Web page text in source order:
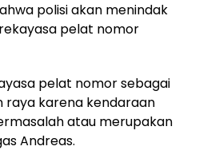
polisi akan menindak
pelat nomor
pelat nomor sebagai
raya karena kendaraan
atau merupakan
Andreas.